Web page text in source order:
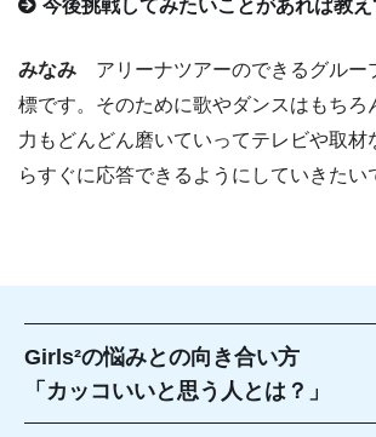
今後挑戦してみたいことがあれば教え
みなみ アリーナツアーのできるグルー
標です。そのために歌やダンスはもちろ
力もどんどん磨いていってテレビや取材
らすぐに応答できるようにしていきたい
Girls²の悩みとの向き合い方
「カッコいいと思う人とは？」